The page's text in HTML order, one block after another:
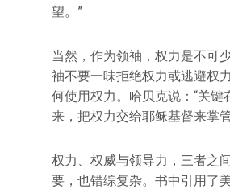
望。”
当然，作为领袖，权力是不可
袖不要一味拒绝权力或逃避权
何使用权力。哈贝克说：“关键
来，把权力交给耶稣基督来掌
权力、权威与领导力，三者之
要，也错综复杂。书中引用了